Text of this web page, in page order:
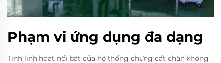
Phạm vi ứng dụng đa dạng
Tính linh hoạt nổi bật của hệ thống chưng cất chân không